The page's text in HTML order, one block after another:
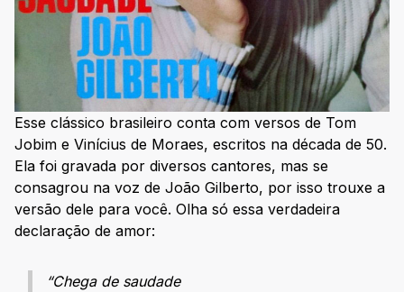
Esse clássico brasileiro conta com versos de Tom
Jobim e Vinícius de Moraes, escritos na década de 50.
Ela foi gravada por diversos cantores, mas se
consagrou na voz de João Gilberto, por isso trouxe a
versão dele para você. Olha só essa verdadeira
declaração de amor:
“Chega de saudade